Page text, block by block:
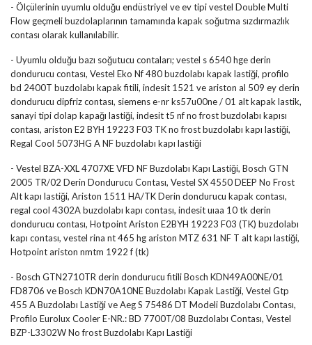
- Ölçülerinin uyumlu olduğu endüstriyel ve ev tipi vestel Double Multi
Flow geçmeli buzdolaplarının tamamında kapak soğutma sızdırmazlık
contası olarak kullanılabilir.
- Uyumlu olduğu bazı soğutucu contaları; vestel s 6540 hge derin
dondurucu contası, Vestel Eko Nf 480 buzdolabı kapak lastiği, profilo
bd 2400T buzdolabı kapak fitili, indesit 1521 ve ariston al 509 ey derin
dondurucu dipfriz contası, siemens e-nr ks57u00ne / 01 alt kapak lastik,
sanayi tipi dolap kapağı lastiği, indesit t5 nf no frost buzdolabı kapısı
contası, ariston E2 BYH 19223 F03 TK no frost buzdolabı kapı lastiği,
Regal Cool 5073HG A NF buzdolabı kapı lastiği
- Vestel BZA-XXL 4707XE VFD NF Buzdolabı Kapı Lastiği, Bosch GTN
2005 TR/02 Derin Dondurucu Contası, Vestel SX 4550 DEEP No Frost
Alt kapı lastiği, Ariston 1511 HA/TK Derin dondurucu kapak contası,
regal cool 4302A buzdolabı kapı contası, indesit uıaa 10 tk derin
dondurucu contası, Hotpoint Ariston E2BYH 19223 F03 (TK) buzdolabı
kapı contası, vestel rina nt 465 hg ariston MTZ 631 NF T alt kapı lastiği,
Hotpoint ariston nmtm 1922 f (tk)
- Bosch GTN2710TR derin dondurucu fitili Bosch KDN49A00NE/01
FD8706 ve Bosch KDN70A10NE Buzdolabı Kapak Lastiği, Vestel Gtp
455 A Buzdolabı Lastiği ve Aeg S 75486 DT Modeli Buzdolabı Contası,
Profilo Eurolux Cooler E-NR.: BD 7700T/08 Buzdolabı Contası, Vestel
BZP-L3302W No frost Buzdolabı Kapı Lastiği